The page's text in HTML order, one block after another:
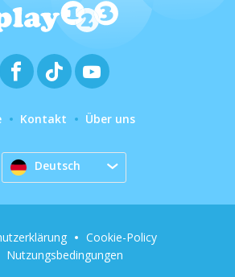
Kontakt Über uns
Deutsch
Cookie-Policy
Nutzungsbedingungen